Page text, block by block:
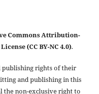
Commons Attribution-
(CC BY-NC 4.0).
rights of their
and publishing in this
the non-exclusive right to